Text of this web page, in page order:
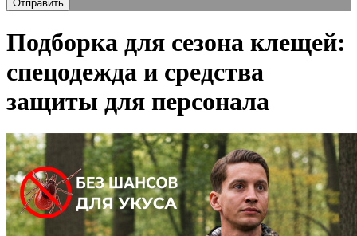
Подборка для сезона клещей:
спецодежда и средства
защиты для персонала